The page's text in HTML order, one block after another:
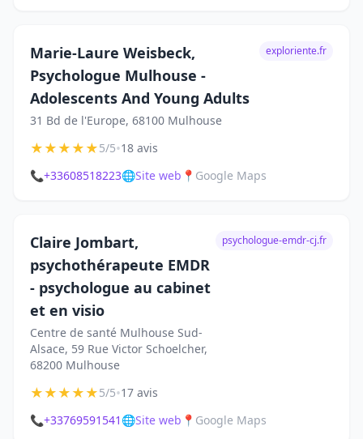
Marie-Laure Weisbeck,
Psychologue Mulhouse -
Adolescents And Young Adults
31 Bd de l'Europe, 68100 Mulhouse
exploriente.fr
★★★★★5/5•18 avis
📞+33608518223🌐Site web 📍 Google Maps
Claire Jombart,
psychothérapeute EMDR
- psychologue au cabinet
et en visio
Centre de santé Mulhouse Sud-
Alsace, 59 Rue Victor Schoelcher,
68200 Mulhouse
psychologue-emdr-cj.fr
★★★★★5/5•17 avis
📞+33769591541 🌐Site web 📍 Google Maps